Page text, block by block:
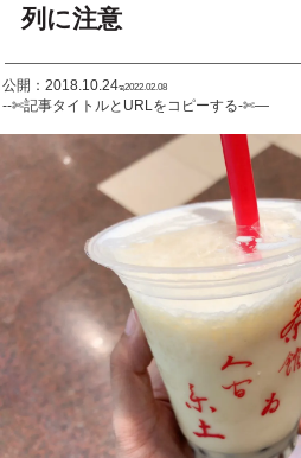
列に注意
公開：2018.10.24ಇ2022.02.08
--✄記事タイトルとURLをコピーする-✄—